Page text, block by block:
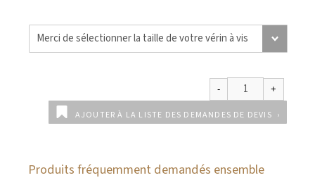
AJOUTER À LA LISTE DES DEMANDES DE DEVIS
Produits fréquemment demandés ensemble